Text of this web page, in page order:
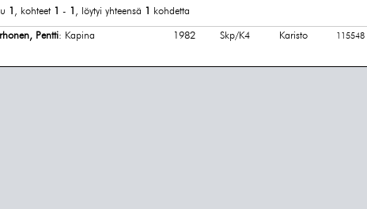
1 , kohteet 1 - 1 , löytyi yhteensä 1 kohdetta
Pentti: Kapina 1982 Skp/K4 Karisto 115548